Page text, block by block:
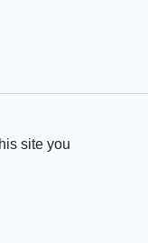
site you